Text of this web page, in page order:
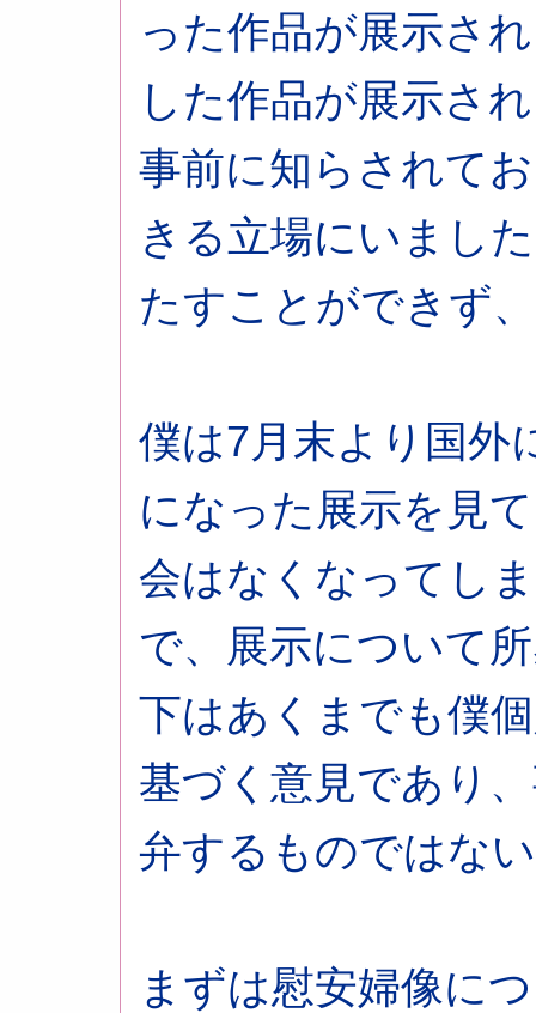
った作品が展示さ
した作品が展示さ
事前に知らされて
きる立場にいまし
たすことができず
僕は7月末より国外
になった展示を見
会はなくなってし
で、展示について
下はあくまでも僕
基づく意見であり
弁するものではな
まずは慰安婦像に